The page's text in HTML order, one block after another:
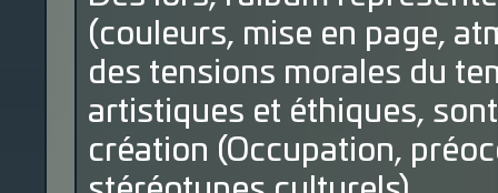
(couleurs, mise en page,
des tensions morales du
artistiques et éthiques,
création (Occupation,